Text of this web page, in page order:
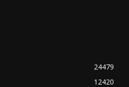
24479
12420